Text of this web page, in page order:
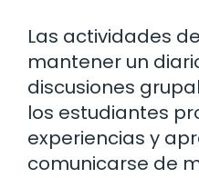
Las actividades
mantener un
discusiones
los estudiantes
experiencias y
comunicarse de